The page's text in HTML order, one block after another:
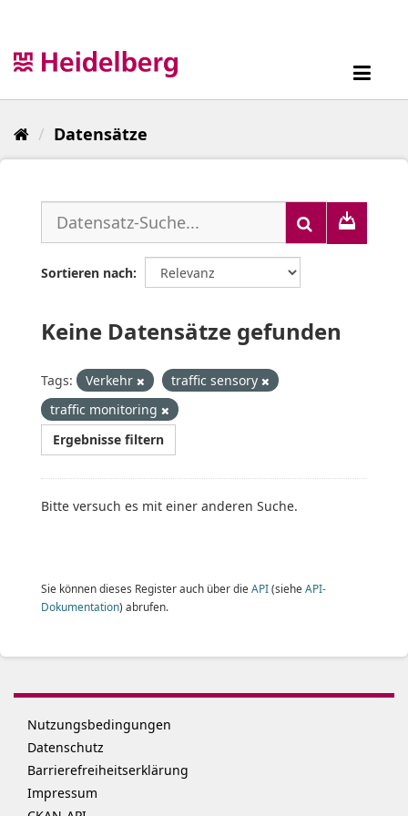
Datensätze
Sortieren nach
Keine Datensätze gefunden
Tags: Verkehr
traffic sensory
traffic monitoring
Ergebnisse filtern
Bitte versuch es mit einer anderen Suche.
Sie können dieses Register auch über die API(siehe API-
Dokumentation) abrufen.
Nutzungsbedingungen
Datenschutz
Barrierefreiheitserklärung
Impressum